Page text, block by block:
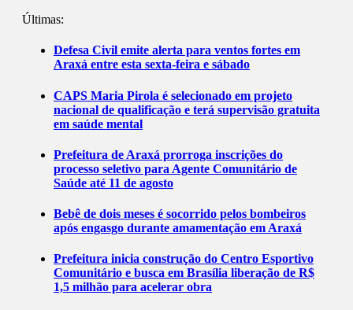
Últimas:
Defesa Civil emite alerta para ventos fortes em
Araxá entre esta sexta-feira e sábado
CAPS Maria Pirola é selecionado em projeto
nacional de qualificação e terá supervisão gratuita
em saúde mental
Prefeitura de Araxá prorroga inscrições do
processo seletivo para Agente Comunitário de
Saúde até 11 de agosto
Bebê de dois meses é socorrido pelos bombeiros
após engasgo durante amamentação em Araxá
Prefeitura inicia construção do Centro Esportivo
Comunitário e busca em Brasília liberação de R$
1,5 milhão para acelerar obra